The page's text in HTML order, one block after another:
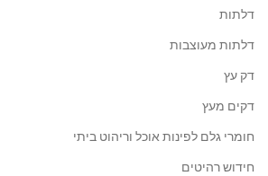
דלתות
דלתות מעוצבות
דק עץ
דקים מעץ
חומרי גלם לפינות אוכל וריהוט ביתי
חידוש רהיטים